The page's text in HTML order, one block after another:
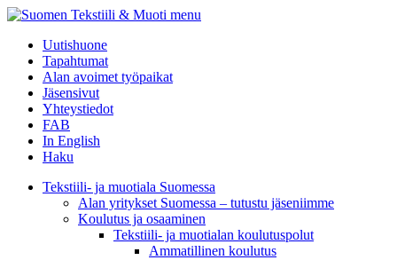
menu
Uutishuone
Tapahtumat
Alan avoimet työpaikat
Jäsensivut
Yhteystiedot
FAB
In English
Haku
Tekstiili- ja muotiala Suomessa
Alan yritykset Suomessa – tutustu jäseniimme
Koulutus ja osaaminen
Tekstiili- ja muotialan koulutuspolut
Ammatillinen koulutus